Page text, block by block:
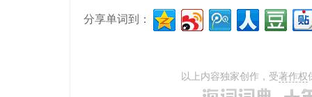
分享单词到：
以上内容独家创作，受著作权